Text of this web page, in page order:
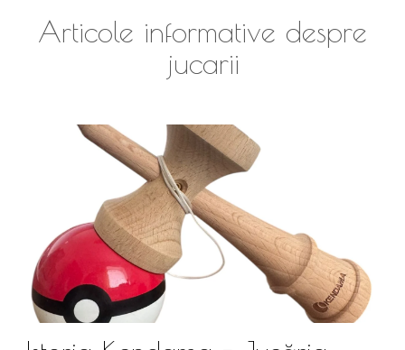
Articole informative despre
jucarii